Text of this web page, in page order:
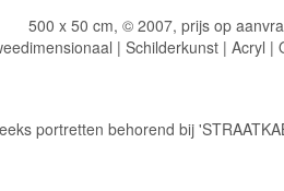
500 x 50 cm, © 2007, prijs op
| Schilderkunst | Acryl |
portretten behorend bij